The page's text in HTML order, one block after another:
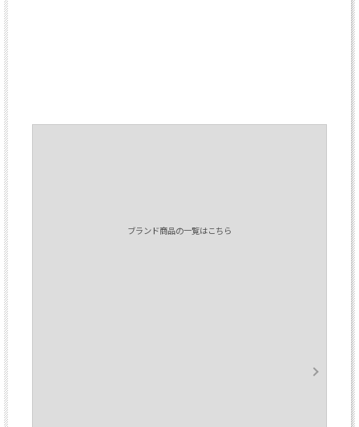
ブランド商品の一覧はこちら